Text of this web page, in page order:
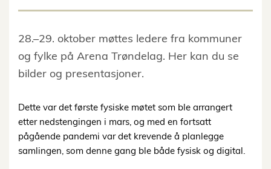
28.–29. oktober møttes ledere fra kommuner
og fylke på Arena Trøndelag. Her kan du se
bilder og presentasjoner.
Dette var det første fysiske møtet som ble arrangert
etter nedstengingen i mars, og med en fortsatt
pågående pandemi var det krevende å planlegge
samlingen, som denne gang ble både fysisk og digital.